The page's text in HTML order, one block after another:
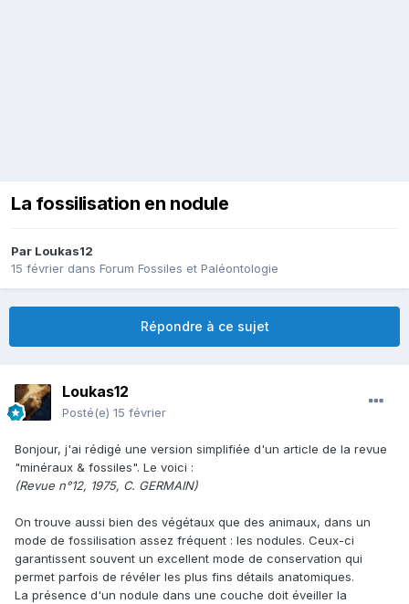
La fossilisation en nodule
Par Loukas12
15 février dans Forum Fossiles et Paléontologie
Répondre à ce sujet
Loukas12
Posté(e) 15 février
Bonjour, j'ai rédigé une version simplifiée d'un article de la revue
"minéraux & fossiles". Le voici :
(Revue n°12, 1975, C. GERMAIN)
On trouve aussi bien des végétaux que des animaux, dans un
mode de fossilisation assez fréquent : les nodules. Ceux-ci
garantissent souvent un excellent mode de conservation qui
permet parfois de révéler les plus fins détails anatomiques.
La présence d'un nodule dans une couche doit éveiller la